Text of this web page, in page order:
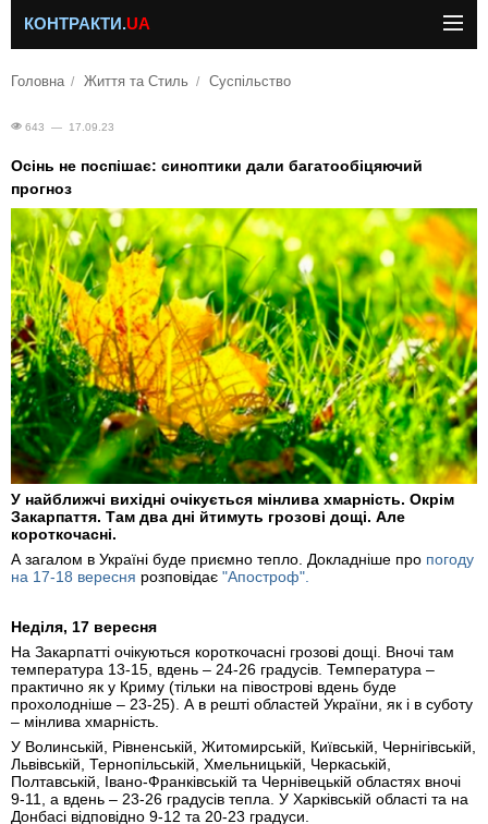
КОНТРАКТИ.UA
Головна Життя та Стиль Суспільство
643 — 17.09.23
Осінь не поспішає: синоптики дали багато­обіцяючий
прогноз
У найближчі вихідні очікується мінлива хмарність. Окрім
Закарпаття. Там два дні йтимуть грозові дощі. Але
короткочасні.
А загалом в Україні буде приємно тепло. Докладніше про погоду
на 17-18 вересня розповідає "Апостроф".
Неділя, 17 вересня
На Закарпатті очікуються короткочасні грозові дощі. Вночі там
температура 13-15, вдень – 24-26 градусів. Температура –
практично як у Криму (тільки на півострові вдень буде
прохолодніше – 23-25). А в решті областей України, як і в суботу
– мінлива хмарність.
У Волинській, Рівненській, Житомирській, Київській, Чернігівській,
Львівській, Тернопільській, Хмельницькій, Черкаській,
Полтавській, Івано-Франківській та Чернівецькій областях вночі
9-11, а вдень – 23-26 градусів тепла. У Харківській області та на
Донбасі відповідно 9-12 та 20-23 градуси.